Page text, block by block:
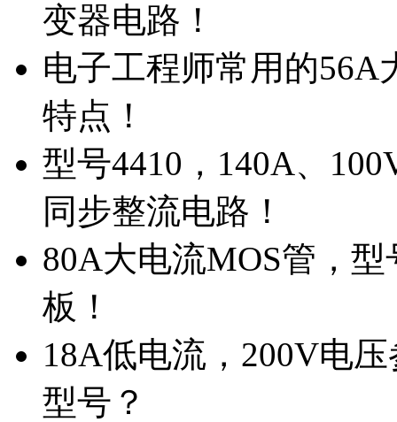
变器电路！
电子工程师常用的56A
特点！
型号4410，140A、
同步整流电路！
80A大电流MOS管，
板！
18A低电流，200V电
型号？